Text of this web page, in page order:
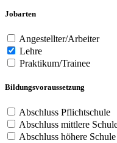
Jobarten
Angestellter/Arbeiter
Lehre
Praktikum/Trainee
Bildungsvoraussetzung
Abschluss Pflichtschule
Abschluss mittlere
Abschluss höhere